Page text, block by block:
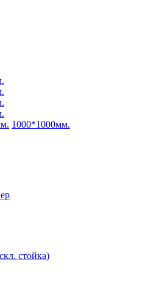
1000*1000мм.
стойка)